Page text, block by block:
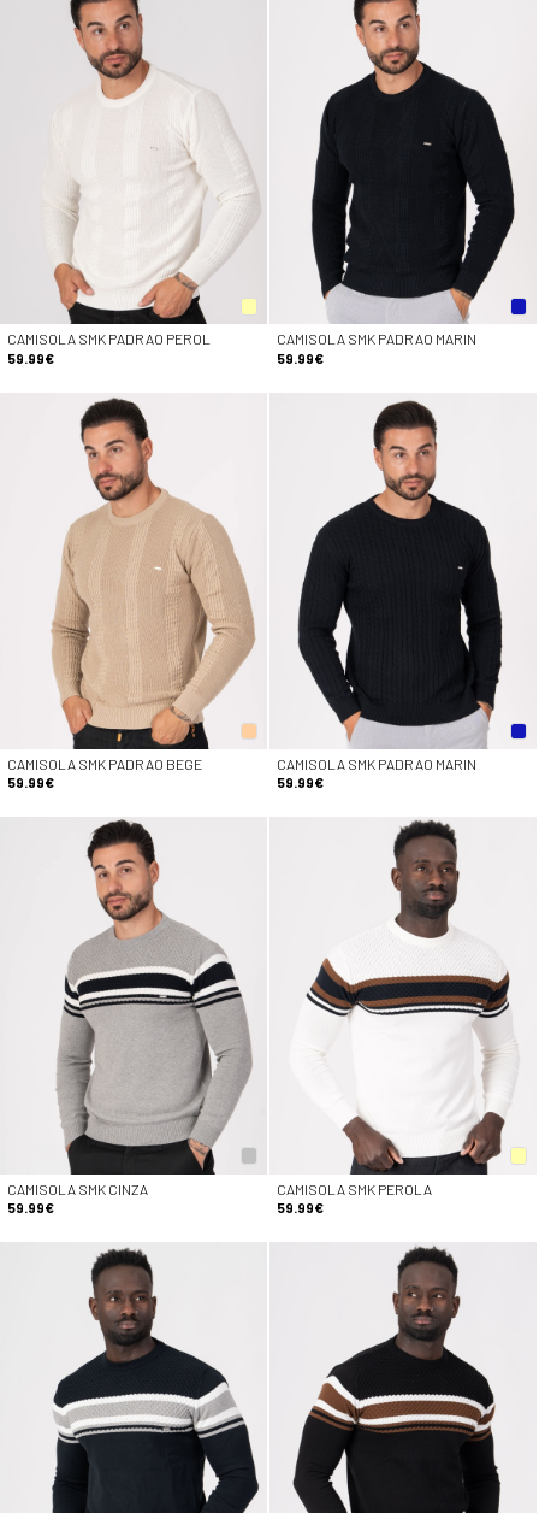
CAMISOLA SMK PADRAO PEROL
59.99€
CAMISOLA SMK PADRAO MARIN
59.99€
CAMISOLA SMK PADRAO BEGE
59.99€
CAMISOLA SMK PADRAO MARIN
59.99€
CAMISOLA SMK CINZA
59.99€
CAMISOLA SMK PEROLA
59.99€